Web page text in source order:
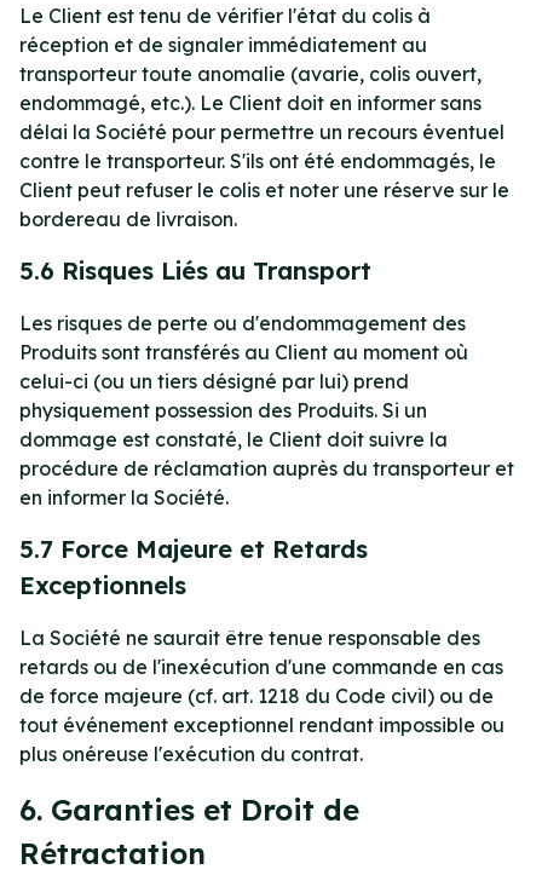
Le Client est tenu de vérifier l'état du colis à
réception et de signaler immédiatement au
transporteur toute anomalie (avarie, colis ouvert,
endommagé, etc.). Le Client doit en informer sans
délai la Société pour permettre un recours éventuel
contre le transporteur. S'ils ont été endommagés, le
Client peut refuser le colis et noter une réserve sur le
bordereau de livraison.
5.6 Risques Liés au Transport
Les risques de perte ou d'endommagement des
Produits sont transférés au Client au moment où
celui-ci (ou un tiers désigné par lui) prend
physiquement possession des Produits. Si un
dommage est constaté, le Client doit suivre la
procédure de réclamation auprès du transporteur et
en informer la Société.
5.7 Force Majeure et Retards
Exceptionnels
La Société ne saurait être tenue responsable des
retards ou de l'inexécution d'une commande en cas
de force majeure (cf. art. 1218 du Code civil) ou de
tout événement exceptionnel rendant impossible ou
plus onéreuse l'exécution du contrat.
6. Garanties et Droit de
Rétractation